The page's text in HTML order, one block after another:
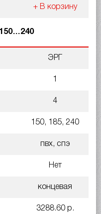
+ В корзину
ЭРГ
1
4
150, 185, 240
пвх, спэ
Нет
концевая
3288.60 р.